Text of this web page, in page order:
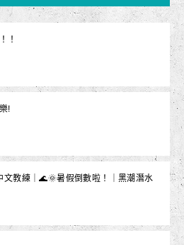
！
!
文教練｜🌊🌞暑假倒數啦！｜黑潮潛水